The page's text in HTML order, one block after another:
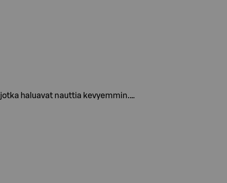
haluavat nauttia kevyemmin.…